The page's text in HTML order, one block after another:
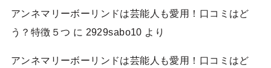
アンネマリーボーリンドは芸能人も愛用！口コミはど
う？特徴５つ に 2929sabo10 より
アンネマリーボーリンドは芸能人も愛用！口コミはど